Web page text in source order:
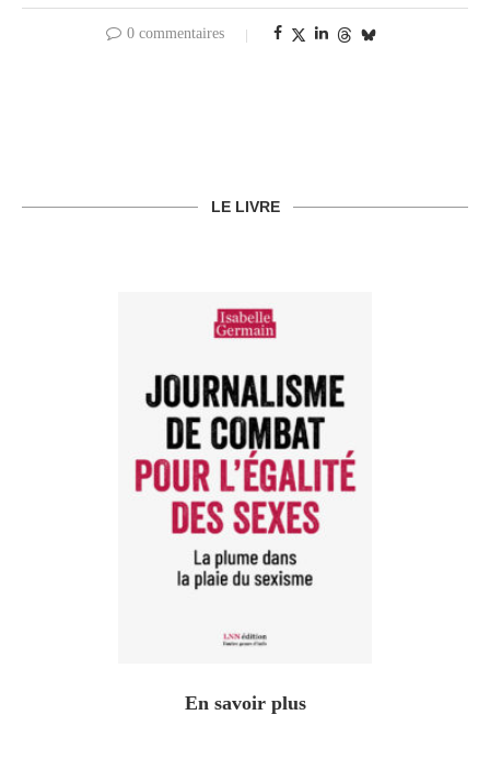
0 commentaires
LE LIVRE
En savoir plus